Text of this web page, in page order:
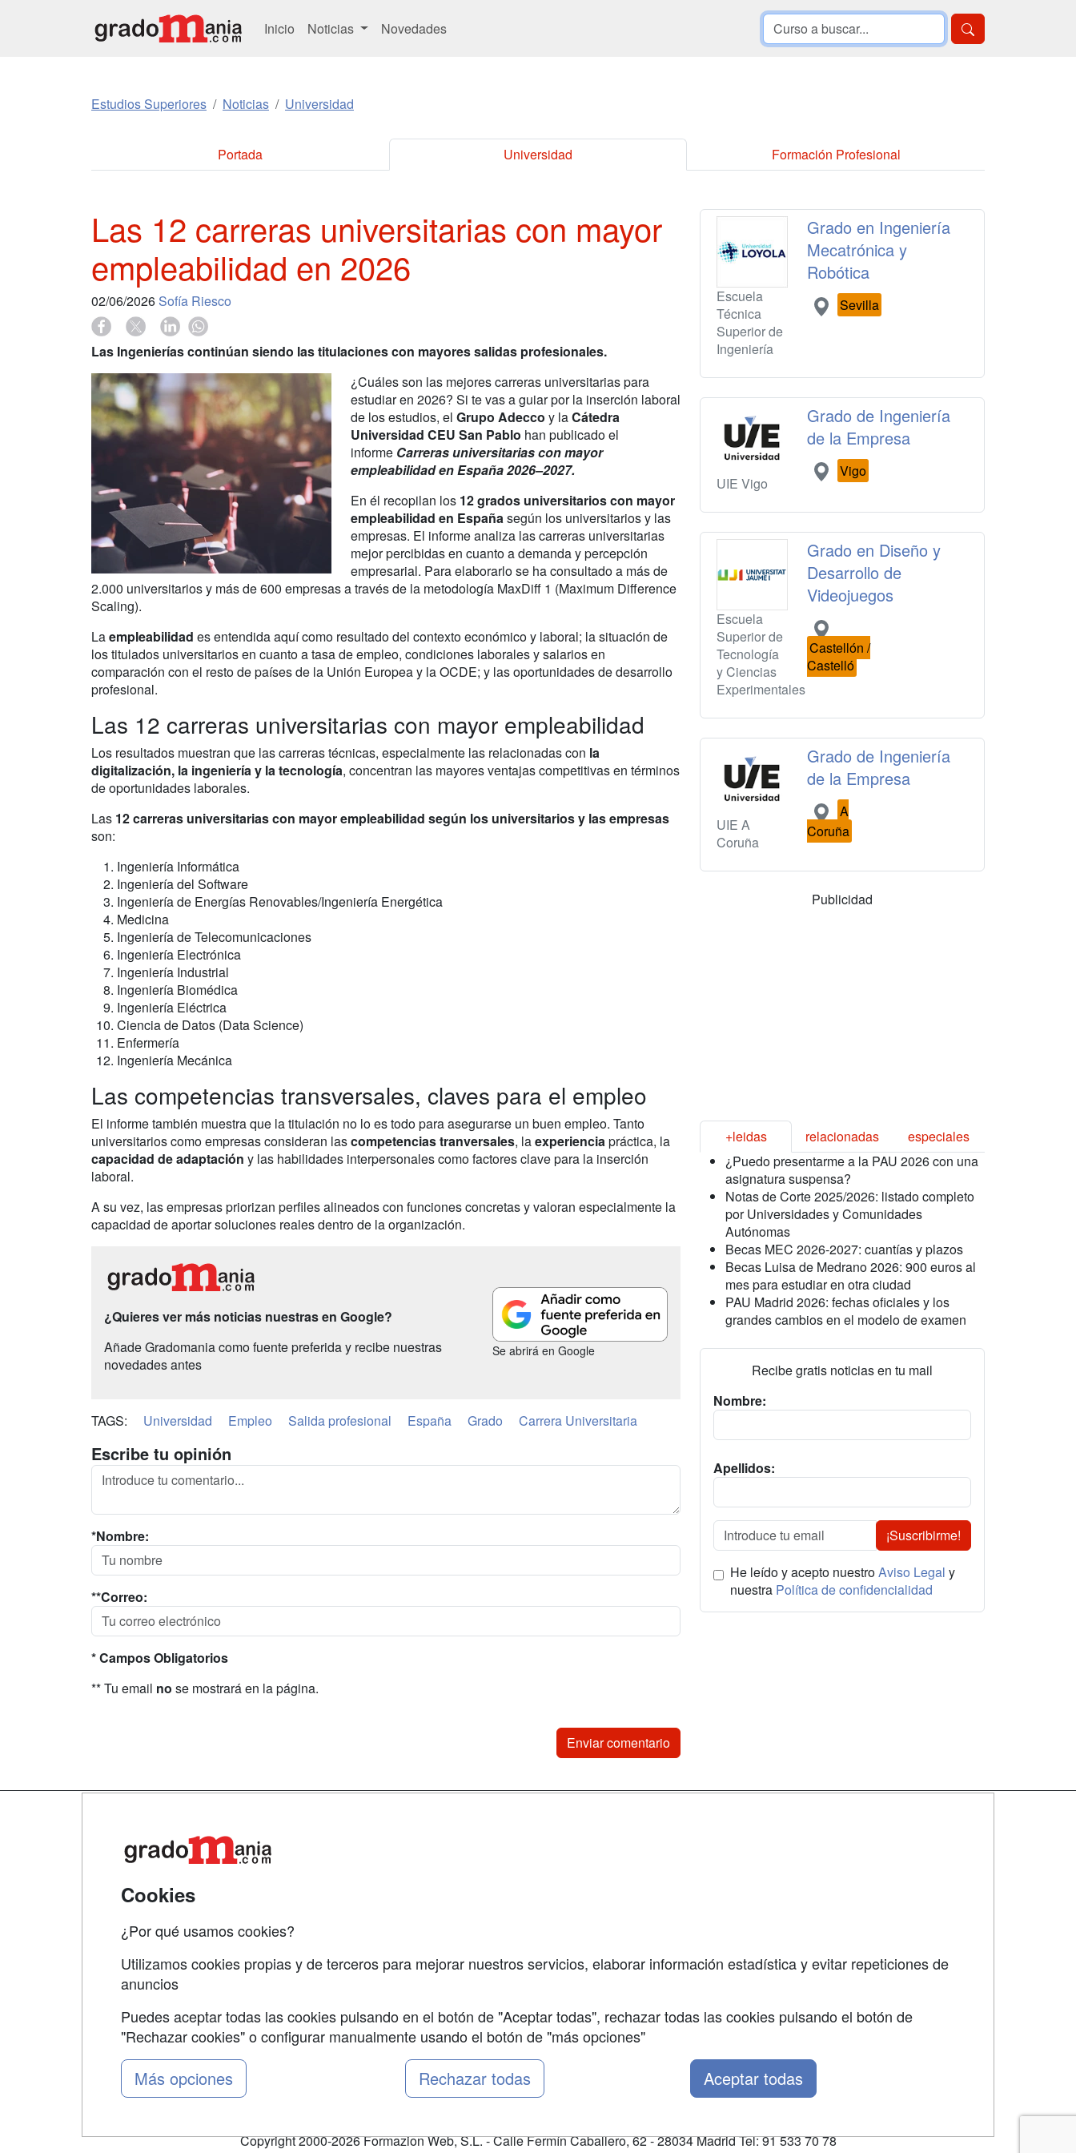
Inicio Noticias Novedades
Estudios Superiores Noticias Universidad
Portada Universidad Formación Profesional
Las 12 carreras universitarias con mayor
empleabilidad en 2026
02/06/2026 Sofía Riesco
Las Ingenierías continúan siendo las titulaciones con mayores salidas profesionales.
¿Cuáles son las mejores carreras universitarias para
estudiar en 2026? Si te vas a guiar por la inserción laboral
de los estudios, el Grupo Adecco y laCátedra
Universidad CEU San Pablo han publicado el
informe Carreras universitarias con mayor
empleabilidad en España 2026–2027.
En él recopilan los 12 grados universitarios con mayor
empleabilidad en Españasegún los universitarios y las
empresas. El informe analiza las carreras universitarias
mejor percibidas en cuanto a demanda y percepción
empresarial. Para elaborarlo se ha consultado a más de
2.000 universitarios y más de 600 empresas a través de la metodología MaxDiff 1 (Maximum Difference
Scaling).
Laempleabilidad es entendida aquí como resultado del contexto económico y laboral; la situación de
los titulados universitarios en cuanto a tasa de empleo, condiciones laborales y salarios en
comparación con el resto de países de la Unión Europea y la OCDE; y las oportunidades de desarrollo
profesional.
Las 12 carreras universitarias con mayor empleabilidad
Los resultados muestran que las carreras técnicas, especialmente las relacionadas con la
digitalización, la ingeniería y la tecnología, concentran las mayores ventajas competitivas en términos
de oportunidades laborales.
Las 12 carreras universitarias con mayor empleabilidad según los universitarios y las empresas
son:
Ingeniería Informática
Ingeniería del Software
Ingeniería de Energías Renovables/Ingeniería Energética
Medicina
Ingeniería de Telecomunicaciones
Ingeniería Electrónica
Ingeniería Industrial
Ingeniería Biomédica
Ingeniería Eléctrica
Ciencia de Datos (Data Science)
Enfermería
Ingeniería Mecánica
Las competencias transversales, claves para el empleo
El informe también muestra que la titulación no lo es todo para asegurarse un buen empleo. Tanto
universitarios como empresas consideran lascompetencias tranversales, laexperienciapráctica, la
capacidad de adaptación y las habilidades interpersonales como factores clave para la inserción
laboral.
A su vez, las empresas priorizan perfiles alineados con funciones concretas y valoran especialmente la
capacidad de aportar soluciones reales dentro de la organización.
¿Quieres ver más noticias nuestras en Google?
Añade Gradomania como fuente preferida y recibe nuestras
novedades antes
Se abrirá en Google
TAGS: Universidad Empleo Salida profesional España Grado Carrera Universitaria
Escribe tu opinión
*Nombre:
**Correo:
* Campos Obligatorios
** Tu email no se mostrará en la página.
Escuela
Técnica
Superior de
Ingeniería
Grado en Ingeniería
Mecatrónica y
Robótica
Sevilla
UIE Vigo
Grado de Ingeniería
de la Empresa
Vigo
Escuela
Superior de
Tecnología
y Ciencias
Experimentales
Grado en Diseño y
Desarrollo de
Videojuegos
Castellón /
Castelló
UIE A
Coruña
Grado de Ingeniería
de la Empresa
A
Coruña
Publicidad
+leidas relacionadas
especiales
¿Puedo presentarme a la PAU 2026 con una
asignatura suspensa?
Notas de Corte 2025/2026: listado completo
por Universidades y Comunidades
Autónomas
Becas MEC 2026-2027: cuantías y plazos
Becas Luisa de Medrano 2026: 900 euros al
mes para estudiar en otra ciudad
PAU Madrid 2026: fechas oficiales y los
grandes cambios en el modelo de examen
Recibe gratis noticias en tu mail
Nombre:
Apellidos:
¡Suscribirme!
He leído y acepto nuestroAviso Legal y
nuestra Política de confidencialidad
Grupo formazion:
Copyright 2000-2026 Formazion Web, S.L. - Calle Fermín Caballero, 62 - 28034 Madrid Tel: 91 533 70 78
Cookies
¿Por qué usamos cookies?
Utilizamos cookies propias y de terceros para mejorar nuestros servicios, elaborar información estadística y evitar repeticiones de
anuncios
Puedes aceptar todas las cookies pulsando en el botón de "Aceptar todas", rechazar todas las cookies pulsando el botón de
"Rechazar cookies" o configurar manualmente usando el botón de "más opciones"
Más opciones Rechazar todas Aceptar todas